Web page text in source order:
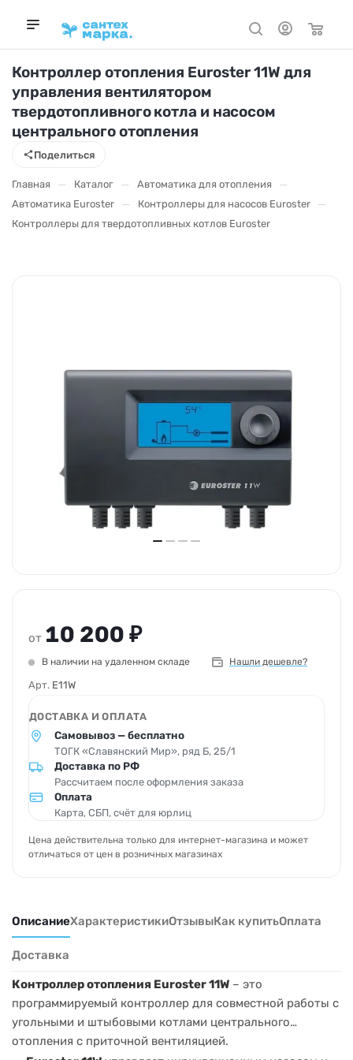
Поделиться
Контроллер отопления Euroster 11W для
управления вентилятором
твердотопливного котла и насосом
центрального отопления
Главная — Каталог — Автоматика для отопления —
Автоматика Euroster — Контроллеры для насосов Euroster —
Контроллеры для твердотопливных котлов Euroster
от 10 200 ₽
В наличии на удаленном складе Нашли дешевле?
Арт. E11W
ДОСТАВКА И ОПЛАТА
Самовывоз — бесплатно
ТОГК «Славянский Мир», ряд Б, 25/1
Доставка по РФ
Рассчитаем после оформления заказа
Оплата
Карта, СБП, счёт для юрлиц
Цена действительна только для интернет-магазина и может
отличаться от цен в розничных магазинах
ОписаниеХарактеристикиОтзывыКак купитьОплата
Доставка
Контроллер отопления Euroster 11W – это
программируемый контроллер для совместной работы с
угольными и штыбовыми котлами центрального
отопления с приточной вентиляцией.